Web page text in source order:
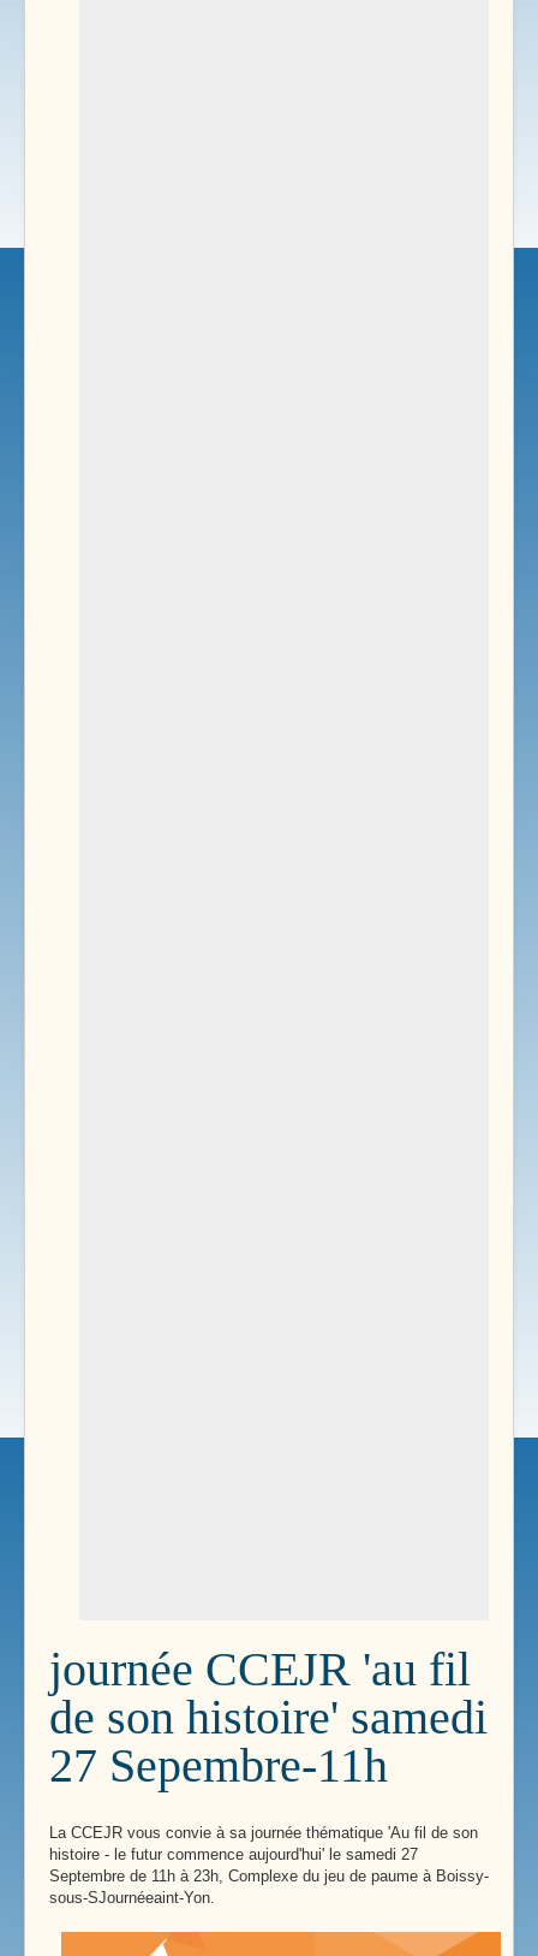
journée CCEJR 'au fil
de son histoire' samedi
27 Sepembre-11h
La CCEJR vous convie à sa journée thématique 'Au fil de son
histoire - le futur commence aujourd'hui' le samedi 27
Septembre de 11h à 23h, Complexe du jeu de paume à Boissy-
sous-SJournéeaint-Yon.